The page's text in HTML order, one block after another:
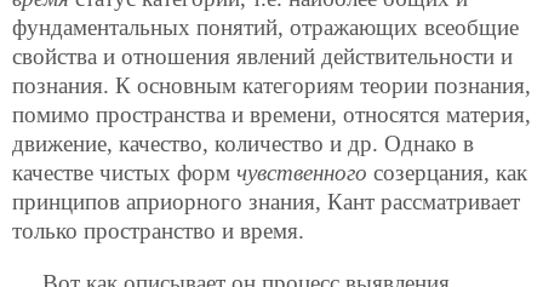
фундаментальных понятий, отражающих всеобщие
свойства и отношения явлений действительности и
познания. К основным категориям теории познания,
помимо пространства и времени, относятся материя,
движение, качество, количество и др. Однако в
качестве чистых форм чувственного созерцания, как
принципов априорного знания, Кант рассматривает
только пространство и время.